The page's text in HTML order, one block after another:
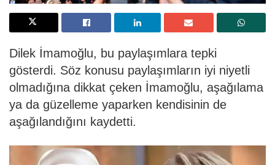
Dilek İmamoğlu, bu paylaşımlara tepki
gösterdi. Söz konusu paylaşımların iyi niyetli
olmadığına dikkat çeken İmamoğlu, aşağılama
ya da güzelleme yaparken kendisinin de
aşağılandığını kaydetti.